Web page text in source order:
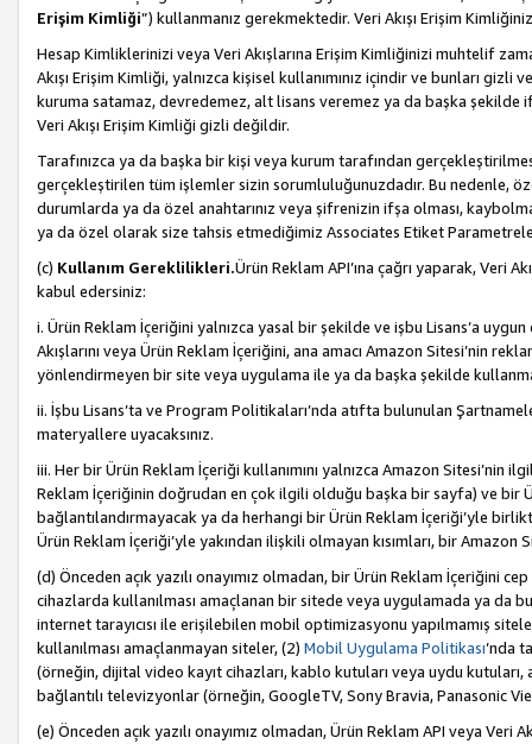
Erişim Kimliği”) kullanmanız gerekmektedir. Veri Akışı Erişim
Hesap Kimliklerinizi veya Veri Akışlarına Erişim Kimliğinizi muhtelif
Akışı Erişim Kimliği, yalnızca kişisel kullanımınız içindir ve bunları
kuruma satamaz, devredemez, alt lisans veremez ya da başka şekilde
Veri Akışı Erişim Kimliği gizli değildir.
Tarafınızca ya da başka bir kişi veya kurum tarafından
gerçekleştirilen tüm işlemler sizin sorumluluğunuzdadır. Bu nedenle,
durumlarda ya da özel anahtarınız veya şifrenizin ifşa olması,
ya da özel olarak size tahsis etmediğimiz Associates Etiket
(c) Kullanım Gereklilikleri.Ürün Reklam API’ına çağrı yaparak, Veri
kabul edersiniz:
i. Ürün Reklam İçeriğini yalnızca yasal bir şekilde ve işbu Lisans’a uygun
Akışlarını veya Ürün Reklam İçeriğini, ana amacı Amazon Sitesi’nin
yönlendirmeyen bir site veya uygulama ile ya da başka şekilde
ii. İşbu Lisans’ta ve Program Politikaları’nda atıfta bulunulan
materyallere uyacaksınız.
iii. Her bir Ürün Reklam İçeriği kullanımını yalnızca Amazon
Reklam İçeriğinin doğrudan en çok ilgili olduğu başka bir sayfa) ve bir
bağlantılandırmayacak ya da herhangi bir Ürün Reklam İçeriği’yle
Ürün Reklam İçeriği’yle yakından ilişkili olmayan kısımları, bir Amazon
(d) Önceden açık yazılı onayımız olmadan, bir Ürün Reklam İçeriğini
cihazlarda kullanılması amaçlanan bir sitede veya uygulamada ya da
internet tarayıcısı ile erişilebilen mobil optimizasyonu yapılmamış
kullanılması amaçlanmayan siteler, (2) Mobil Uygulama Politikası’nda
(örneğin, dijital video kayıt cihazları, kablo kutuları veya uydu kutuları,
bağlantılı televizyonlar (örneğin, GoogleTV, Sony Bravia, Panasonic
(e) Önceden açık yazılı onayımız olmadan, Ürün Reklam API veya